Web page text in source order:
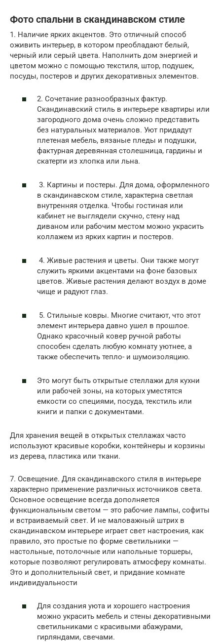
Фото спальни в скандинавском стиле
1. Наличие ярких акцентов. Это отличный способ
оживить интерьер, в котором преобладают белый,
черный или серый цвета. Наполнить дом энергией и
цветом можно с помощью текстиля, штор, подушек,
посуды, постеров и других декоративных элементов.
2. Сочетание разнообразных фактур.
Скандинавский стиль в интерьере квартиры или
загородного дома очень сложно представить
без натуральных материалов. Уют придадут
плетеная мебель, вязаные пледы и подушки,
фактурная деревянная столешница, гардины и
скатерти из хлопка или льна.
3. Картины и постеры. Для дома, оформленного
в скандинавском стиле, характерна светлая
внутренняя отделка. Чтобы гостиная или
кабинет не выглядели скучно, стену над
диваном или рабочим местом можно украсить
коллажем из ярких картин и постеров.
4. Живые растения и цветы. Они также могут
служить яркими акцентами на фоне базовых
цветов. Живые растения делают воздух в доме
чище и радуют глаз.
5. Стильные ковры. Многие считают, что этот
элемент интерьера давно ушел в прошлое.
Однако красочный ковер ручной работы
способен сделать любую комнату уютнее, а
также обеспечить тепло- и шумоизоляцию.
Это могут быть открытые стеллажи для кухни
или рабочей зоны, на которых уместятся
емкости со специями, посуда, текстиль или
книги и папки с документами.
Для хранения вещей в открытых стеллажах часто
используют красивые коробки, контейнеры и корзины
из дерева, пластика или ткани.
7. Освещение. Для скандинавского стиля в интерьере
характерно применение различных источников света.
Основное освещение всегда дополняется
функциональным светом — это рабочие лампы, софиты
и встраиваемый свет. И не маловажный штрих в
скандинавском интерьере играет свет настроения, как
правило, это простые по форме светильники —
настольные, потолочные или напольные торшеры,
которые позволяют регулировать атмосферу комнаты.
Это и дополнительный свет, и придание комнате
индивидуальности
Для создания уюта и хорошего настроения
можно украсить мебель и стены декоративными
светильниками с красивыми абажурами,
гирляндами, свечами.